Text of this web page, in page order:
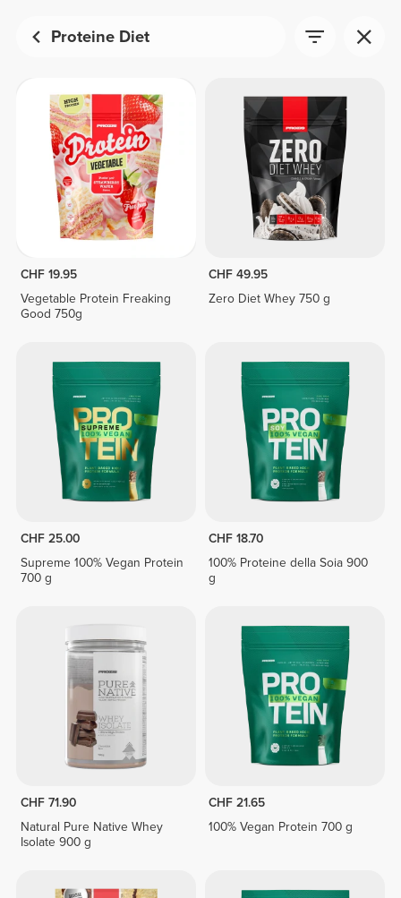
Proteine Diet
CHF 19.95
Vegetable Protein Freaking
Good 750g
CHF 49.95
Zero Diet Whey 750 g
CHF 25.00
Supreme 100% Vegan Protein
700 g
CHF 18.70
100% Proteine della Soia 900
g
CHF 71.90
Natural Pure Native Whey
Isolate 900 g
CHF 21.65
100% Vegan Protein 700 g